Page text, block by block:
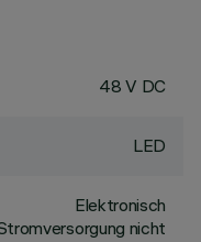
48 V DC
LED
Elektronisch
nicht